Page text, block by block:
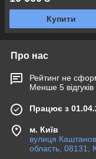
Купити
Про нас
Рейтинг не
Менше 5 відгуків
Працює з
м. Київ
вулиця
область, 08131,